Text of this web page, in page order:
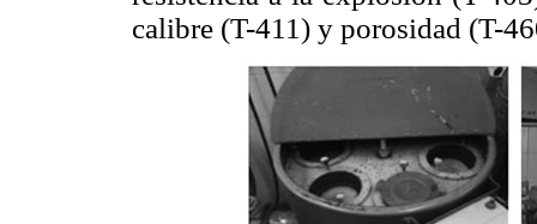
calibre (T-411) y porosidad (T-